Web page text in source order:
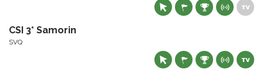
CSI 3* Samorin
SVQ